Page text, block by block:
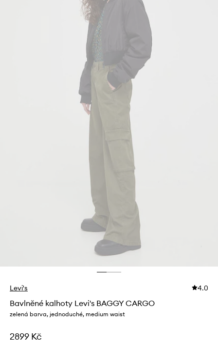
Levi's 4.0
Bavlněné kalhoty Levi's BAGGY CARGO
zelená barva, jednoduché, medium waist
2899 Kč